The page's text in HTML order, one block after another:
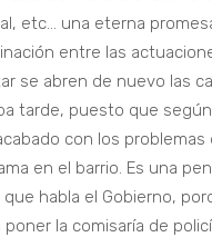
etc… una eterna
entre las
se abren de nuevo las
tarde, puesto que
con los
en el barrio. Es una
que habla el Gobierno,
poner la comisaría de